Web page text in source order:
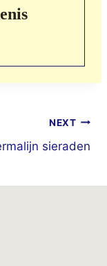
NEXT
sieraden